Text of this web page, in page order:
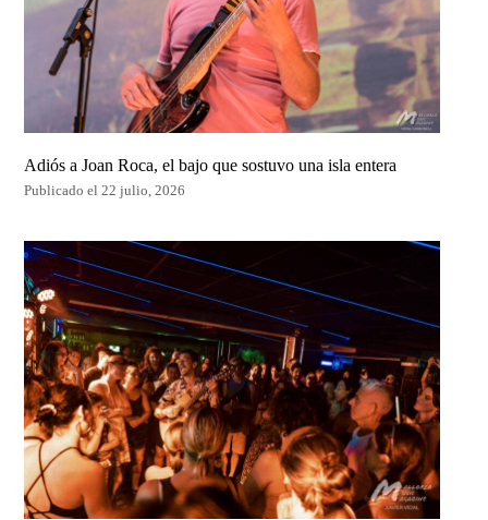
Adiós a Joan Roca, el bajo que sostuvo una isla entera
Publicado el 22 julio, 2026